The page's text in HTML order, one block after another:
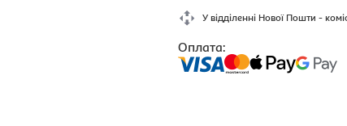
У відділенні Нової Пошти -
Оплата: